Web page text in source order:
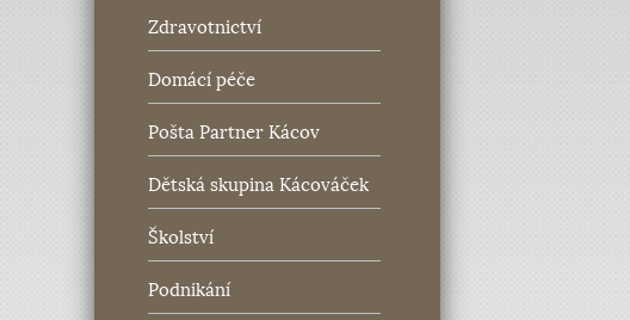
Zdravotnictví
Domácí péče
Pošta Partner Kácov
Dětská skupina Kácováček
Školství
Podnikání